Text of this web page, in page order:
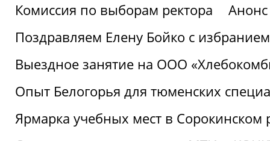
Комиссия по выборам ректора
Поздравляем Елену Бойко с
Выездное занятие на ООО
Опыт Белогорья для тюменских
Ярмарка учебных мест в Сорокинском